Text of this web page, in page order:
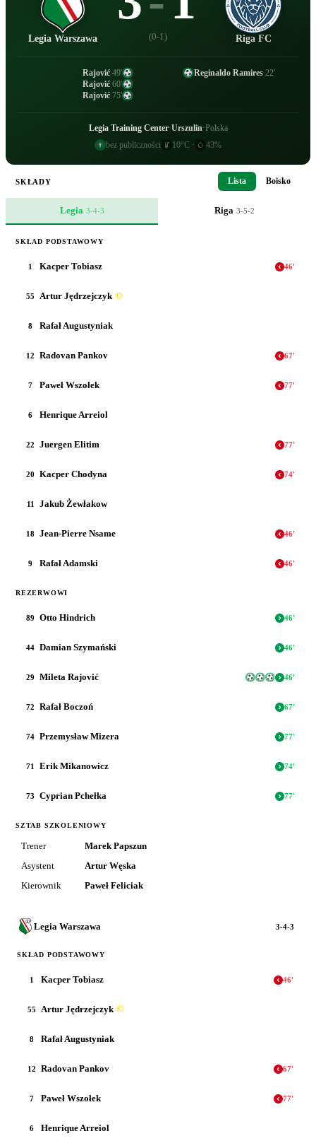
Legia Warszawa (0-1) Riga FC
Rajović 49'
Rajović 60'
Rajović 75'
Reginaldo Ramires 22'
Legia Training Center·Urszulin·Polska
bez publiczności
10°C · 43%
SKŁADY Lista Boisko
Legia 3-4-3 Riga 3-5-2
SKŁAD PODSTAWOWY
1 Kacper Tobiasz 46'
55 Artur Jędrzejczyk ©
8 Rafał Augustyniak
12 Radovan Pankov 67'
7 Paweł Wszołek 77'
6 Henrique Arreiol
22 Juergen Elitim 77'
20 Kacper Chodyna 74'
11 Jakub Żewłakow
18 Jean-Pierre Nsame 46'
9 Rafał Adamski 46'
REZERWOWI
89 Otto Hindrich 46'
44 Damian Szymański 46'
29 Mileta Rajović 46'
72 Rafał Boczoń 67'
74 Przemysław Mizera 77'
71 Erik Mikanowicz 74'
73 Cyprian Pchełka 77'
SZTAB SZKOLENIOWY
Trener
Marek Papszun
Asystent
Artur Węska
Kierownik
Paweł Feliciak
Legia Warszawa 3-4-3
SKŁAD PODSTAWOWY
1 Kacper Tobiasz 46'
55 Artur Jędrzejczyk ©
8 Rafał Augustyniak
12 Radovan Pankov 67'
7 Paweł Wszołek 77'
6 Henrique Arreiol